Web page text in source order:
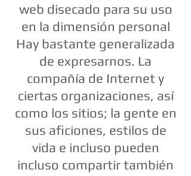
web disecado para su uso
en la dimensión personal
Hay bastante generalizada
de expresarnos. La
compañía de Internet y
ciertas organizaciones, así
como los sitios; la gente en
sus aficiones, estilos de
vida e incluso pueden
incluso compartir también